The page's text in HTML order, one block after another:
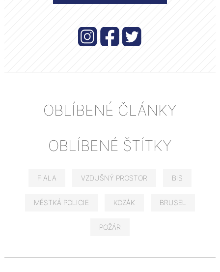
OBLÍBENÉ ČLÁNKY
OBLÍBENÉ ŠTÍTKY
FIALA VZDUŠNÝ PROSTOR BIS
MĚSTKÁ POLICIE KOZÁK BRUSEL
POŽÁR